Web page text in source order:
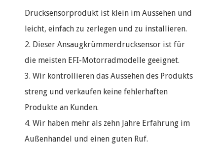
Drucksensorprodukt ist klein im Aussehen und
leicht, einfach zu zerlegen und zu installieren.
2. Dieser Ansaugkrümmerdrucksensor ist für
die meisten EFI-Motorradmodelle geeignet.
3. Wir kontrollieren das Aussehen des Produkts
streng und verkaufen keine fehlerhaften
Produkte an Kunden.
4. Wir haben mehr als zehn Jahre Erfahrung im
Außenhandel und einen guten Ruf.